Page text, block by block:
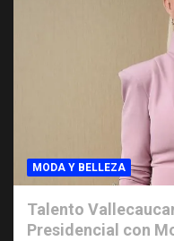
MODA Y BELLEZA
Talento
Presidencial con